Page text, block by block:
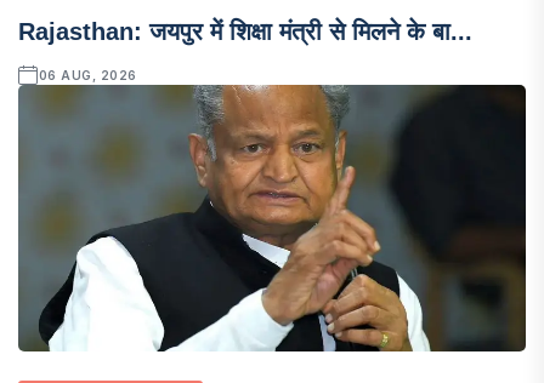
Rajasthan: जयपुर में शिक्षा मंत्री से मिलने के बा...
06 AUG, 2026